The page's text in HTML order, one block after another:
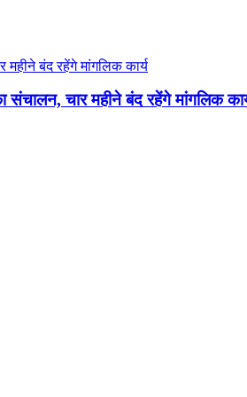
संचालन, चार महीने बंद रहेंगे मांगलिक